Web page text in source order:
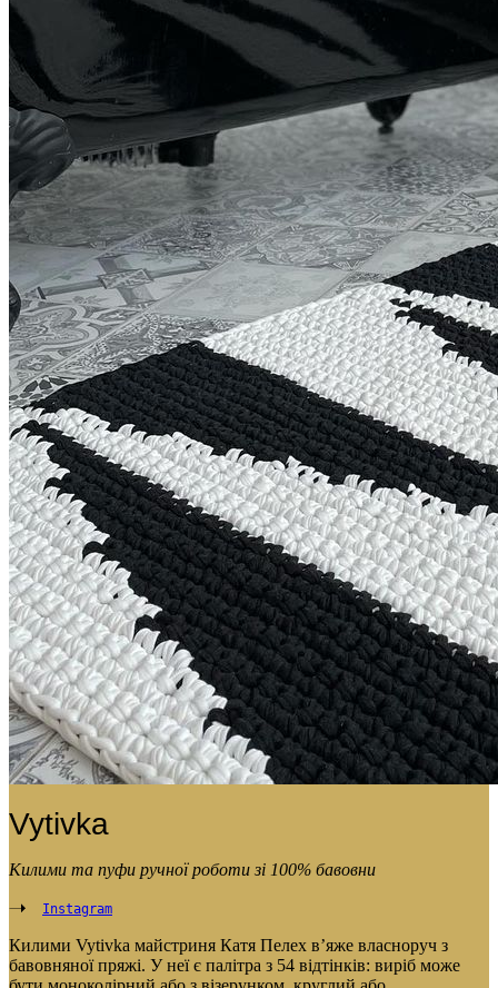
Vytivka
Килими та пуфи ручної роботи зі 100% бавовни
Instagram
Килими Vytivka майстриня Катя Пелех в’яже власноруч з
бавовняної пряжі. У неї є палітра з 54 відтінків: виріб може